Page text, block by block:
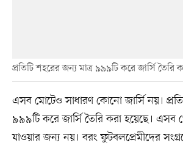
প্রতিটি শহরের জন্য মাত্র ৯৯৯টি করে জার্সি তৈরি
এসব মোটেও সাধারণ কোনো জার্সি নয়।
৯৯৯টি করে জার্সি তৈরি করা হয়েছে। এসব
যাওয়ার জন্য নয়। বরং ফুটবলপ্রেমীদের